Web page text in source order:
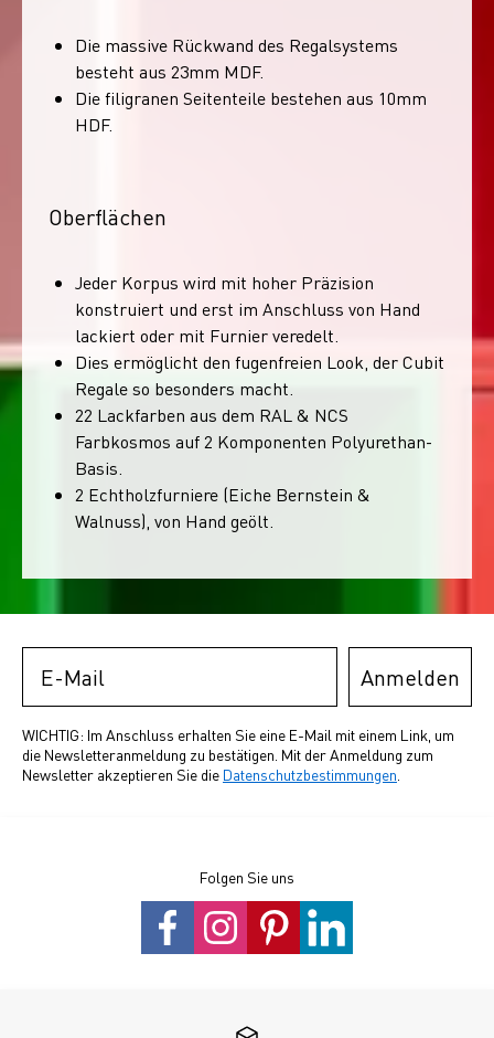
Die massive Rückwand des Regalsystems
besteht aus 23mm MDF.
Die filigranen Seitenteile bestehen aus 10mm
HDF.
Oberflächen
Jeder Korpus wird mit hoher Präzision
konstruiert und erst im Anschluss von Hand
lackiert oder mit Furnier veredelt.
Dies ermöglicht den fugenfreien Look, der Cubit
Regale so besonders macht.
22 Lackfarben aus dem RAL & NCS
Farbkosmos auf 2 Komponenten Polyurethan-
Basis.
2 Echtholzfurniere (Eiche Bernstein &
Walnuss), von Hand geölt.
Anmelden
WICHTIG: Im Anschluss erhalten Sie eine E-Mail mit einem Link, um
die Newsletteranmeldung zu bestätigen. Mit der Anmeldung zum
Newsletter akzeptieren Sie die Datenschutzbestimmungen
Folgen Sie uns